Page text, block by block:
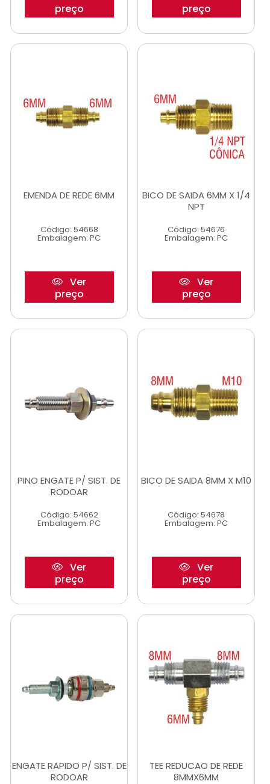
preço
preço
EMENDA DE REDE 6MM
Código: 54668
Embalagem: PC
Ver
preço
BICO DE SAIDA 6MM X 1/4
NPT
Código: 54676
Embalagem: PC
Ver
preço
PINO ENGATE P/ SIST. DE
RODOAR
Código: 54662
Embalagem: PC
Ver
preço
BICO DE SAIDA 8MM X M10
Código: 54678
Embalagem: PC
Ver
preço
ENGATE RAPIDO P/ SIST. DE
RODOAR
TEE REDUCAO DE REDE
8MMX6MM